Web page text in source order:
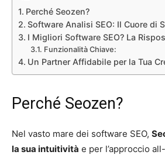
Perché Seozen?
Software Analisi SEO: Il Cuore di
I Migliori Software SEO? La
Funzionalità Chiave:
Un Partner Affidabile per la Tua
Perché Seozen?
Nel vasto mare dei software SEO,
la sua intuitività e per l’approccio